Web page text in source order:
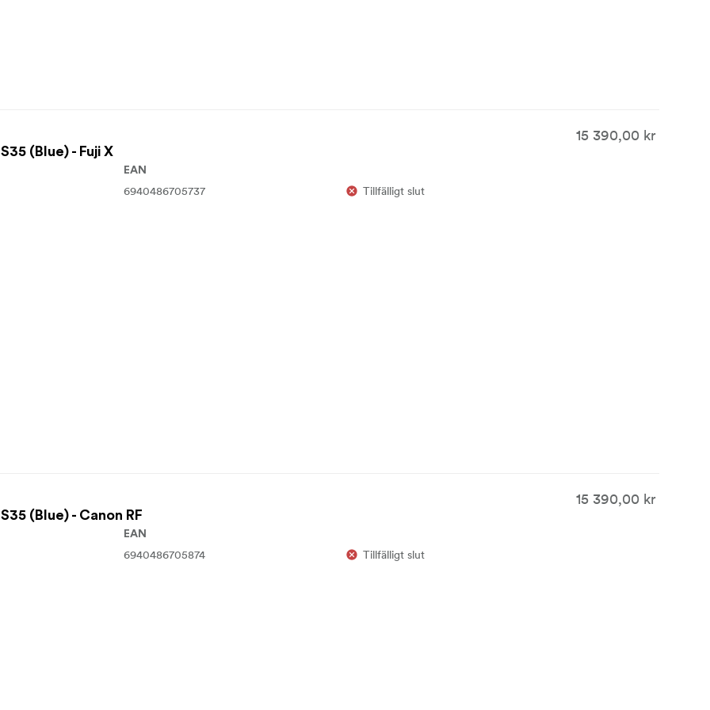
(Blue) - Fuji X
15 390,00 kr
EAN
6940486705737 Tillfälligt slut
(Blue) - Canon RF
15 390,00 kr
EAN
6940486705874 Tillfälligt slut